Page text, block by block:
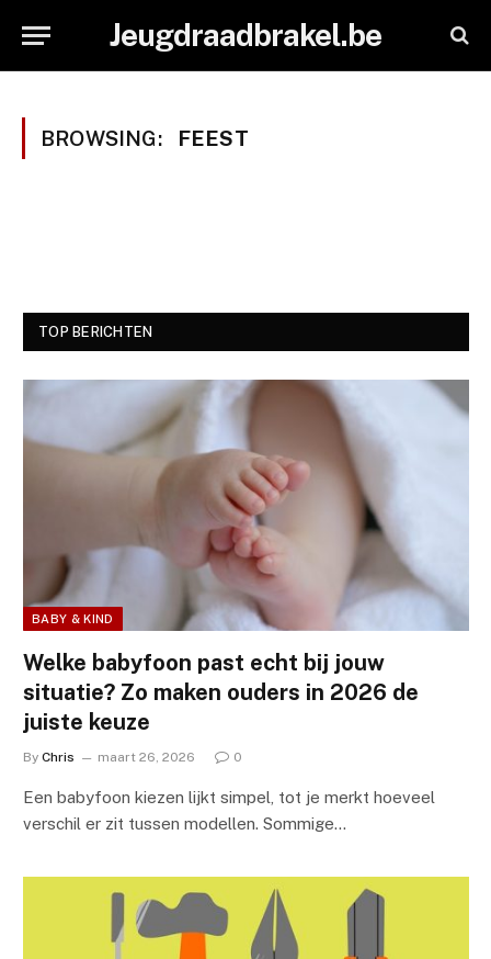
Jeugdraadbrakel.be
BROWSING: FEEST
TOP BERICHTEN
BABY & KIND
Welke babyfoon past echt bij jouw
situatie? Zo maken ouders in 2026 de
juiste keuze
By Chris maart 26, 2026 0
Een babyfoon kiezen lijkt simpel, tot je merkt hoeveel
verschil er zit tussen modellen. Sommige…